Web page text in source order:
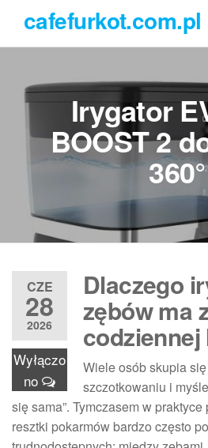
treści
cafefurkot.com.pl
Irygator
BOOST 2
360°
CZE
28
2026
Wyłączo
no
Dlaczego
zębów ma
Wiele osób skupia
szczotkowaniu i
się sama”. Tymczasem w
resztki pokarmów bardzo często